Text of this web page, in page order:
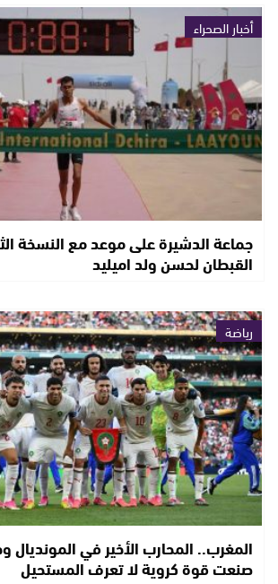
أخبار الصحراء
جماعة الدشيرة على موعد مع النسخة
القبطان لحسن ولد اميليد
رياضة
المغرب.. المحارب الأخير في المونديال
صنعت قوة كروية لا تعرف المستحيل